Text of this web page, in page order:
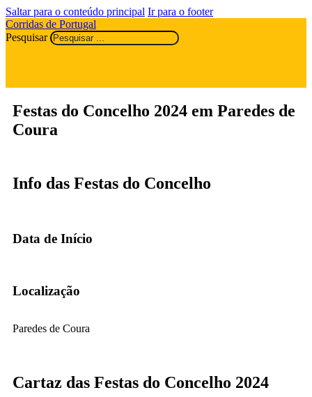
Saltar para o conteúdo principal Ir para o footer
Corridas de Portugal
Pesquisar
Festas do Concelho 2024 em Paredes de
Coura
Info das Festas do Concelho
Data de Início
Localização
Paredes de Coura
Cartaz das Festas do Concelho 2024